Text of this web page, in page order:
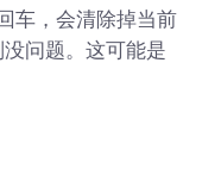
车，会清除掉当前
问题。这可能是